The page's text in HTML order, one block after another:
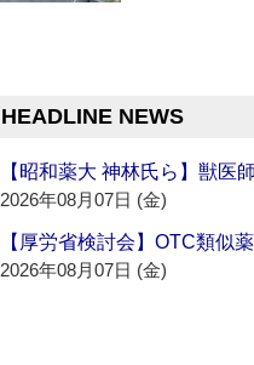
HEADLINE NEWS
【昭和薬大 神林氏ら】獣医
2026年08月07日 (金)
【厚労省検討会】OTC類似
2026年08月07日 (金)